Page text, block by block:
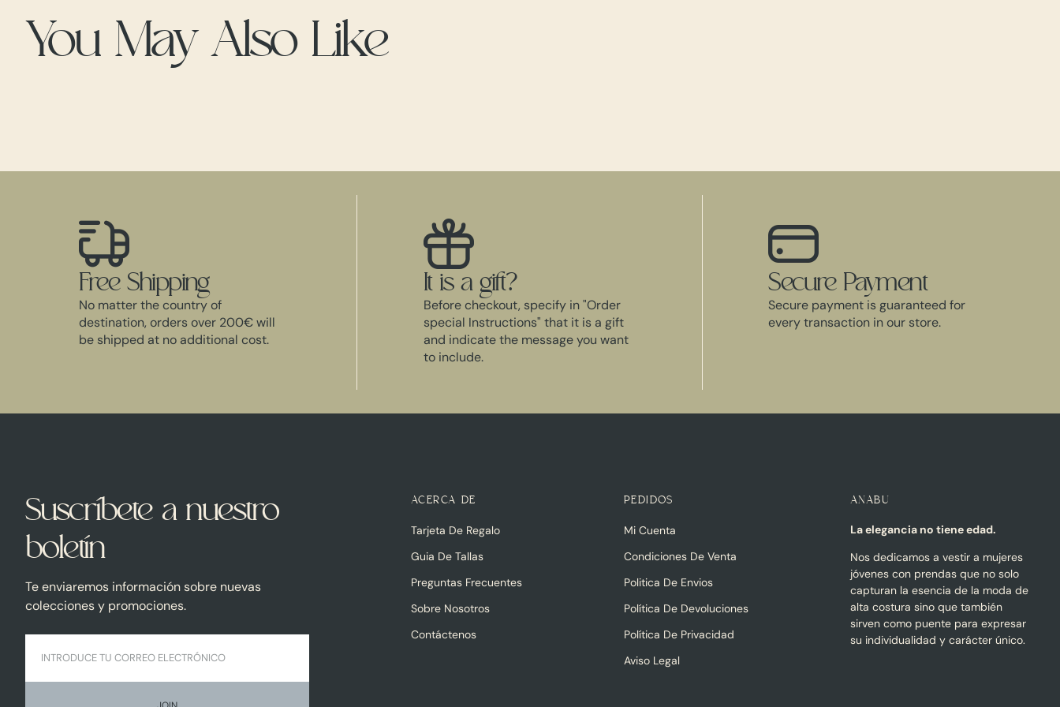
You May Also Like
Free Shipping
No matter the country of
destination, orders over 200€ will
be shipped at no additional cost.
It is a gift?
Before checkout, specify in "Order
special Instructions" that it is a gift
and indicate the message you want
to include.
Secure Payment
Secure payment is guaranteed for
every transaction in our store.
Suscríbete a nuestro
boletín
Te enviaremos información sobre nuevas
colecciones y promociones.
ACERCA DE
Tarjeta De Regalo
Guia De Tallas
Preguntas Frecuentes
Sobre Nosotros
Contáctenos
PEDIDOS
Mi Cuenta
Condiciones De Venta
Politica De Envios
Política De Devoluciones
Política De Privacidad
Aviso Legal
ANABU
La elegancia no tiene edad.
Nos dedicamos a vestir a mujeres
jóvenes con prendas que no solo
capturan la esencia de la moda de
alta costura sino que también
sirven como puente para expresar
su individualidad y carácter único.